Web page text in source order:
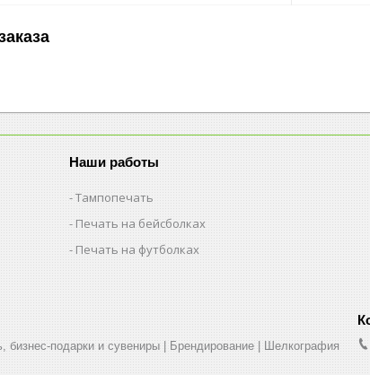
Наши работы
Тампопечать
Печать на бейсболках
Печать на футболках
бизнес-подарки и сувениры | Брендирование | Шелкография